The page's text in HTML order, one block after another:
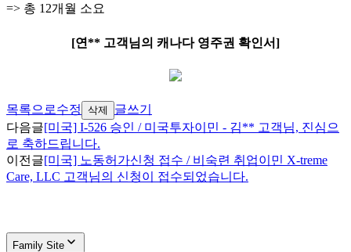
=> 총 12개월 소요
[연** 고객님의 캐나다 영주권 확인서]
목록으로수정 삭제
글쓰기
다음글[미국] I-526 승인 / 미국투자이민 - 김** 고객님, 진심으
로 축하드립니다.
이전글[미국] 노동허가신청 접수 / 비숙련 취업이민 X-treme
Care, LLC 고객님의 신청이 접수되었습니다.
Family Site